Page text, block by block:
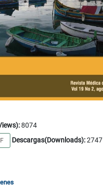
8074
Descargas(Downloads):2747